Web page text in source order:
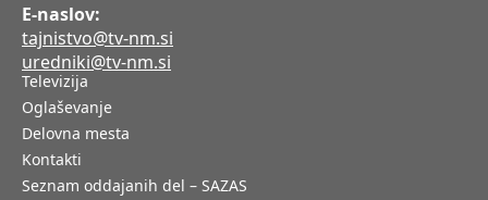
E-naslov:
tajnistvo@tv-nm.si
uredniki@tv-nm.si
Televizija
Oglaševanje
Delovna mesta
Kontakti
Seznam oddajanih del – SAZAS